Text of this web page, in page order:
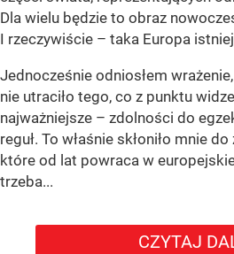
Dla wielu będzie to obraz
I rzeczywiście – taka Europa
Jednocześnie odniosłem
nie utraciło tego, co z punktu
najważniejsze – zdolności do
reguł. To właśnie skłoniło mnie
które od lat powraca w
trzeba...
CZYTAJ